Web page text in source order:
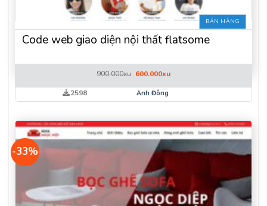
BÁN HÀNG
Code web giao diện nội thất flatsome
900.000xu Giá
là:
900.000xu.
600.000xuGiá
tại
2598 Anh Đông
-33%